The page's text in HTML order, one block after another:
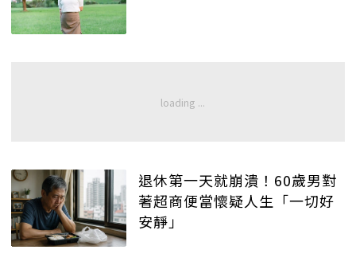
退休第一天就崩潰！60歲男對
著超商便當懷疑人生「一切好
安靜」